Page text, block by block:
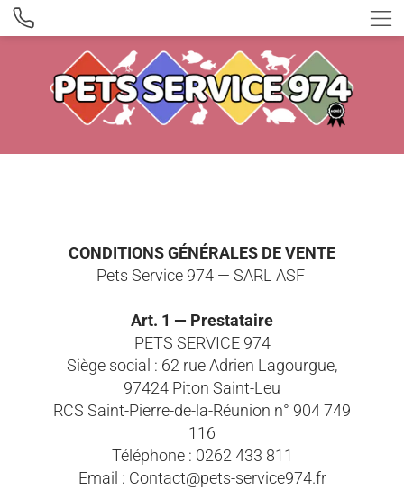
CONDITIONS GÉNÉRALES DE VENTE
Pets Service 974 — SARL ASF
Art. 1 — Prestataire
PETS SERVICE 974
Siège social : 62 rue Adrien Lagourgue,
97424 Piton Saint-Leu
RCS Saint-Pierre-de-la-Réunion n° 904 749
116
Téléphone : 0262 433 811
Email : Contact@pets-service974.fr